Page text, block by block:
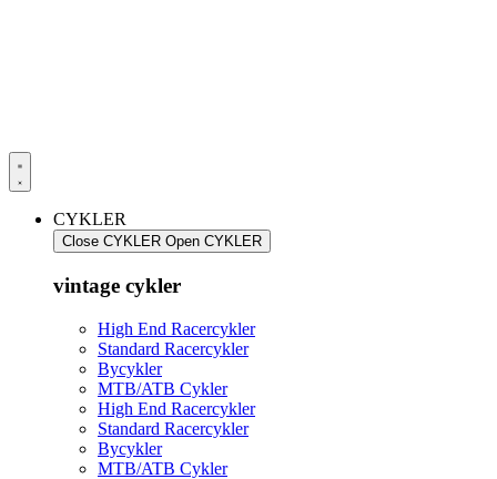
CYKLER
Close CYKLER Open CYKLER
vintage cykler
High End Racercykler
Standard Racercykler
Bycykler
MTB/ATB Cykler
High End Racercykler
Standard Racercykler
Bycykler
MTB/ATB Cykler